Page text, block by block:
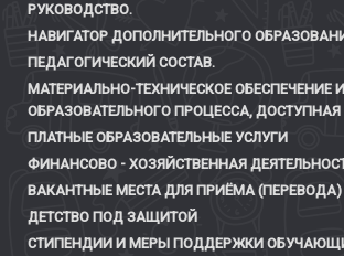
РУКОВОДСТВО.
НАВИГАТОР ДОПОЛНИТЕЛЬНОГО
ПЕДАГОГИЧЕСКИЙ СОСТАВ.
МАТЕРИАЛЬНО-ТЕХНИЧЕСКОЕ ОБЕСПЕЧЕНИЕ
ОБРАЗОВАТЕЛЬНОГО ПРОЦЕССА, ДОСТУПНАЯ
ПЛАТНЫЕ ОБРАЗОВАТЕЛЬНЫЕ УСЛУГИ
ФИНАНСОВО - ХОЗЯЙСТВЕННАЯ
ВАКАНТНЫЕ МЕСТА ДЛЯ ПРИЁМА
ДЕТСТВО ПОД ЗАЩИТОЙ
СТИПЕНДИИ И МЕРЫ ПОДДЕРЖКИ